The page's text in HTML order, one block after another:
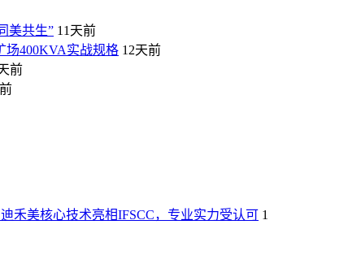
美共生” 11天前
场400KVA实战规格 12天前
前
禾美核心技术亮相IFSCC，专业实力受认可 1